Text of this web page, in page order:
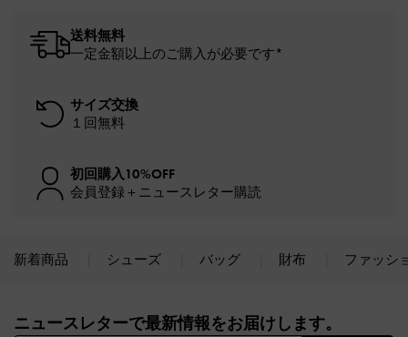
送料無料
一定金額以上のご購入が必要です*
サイズ交換
１回無料
初回購入10%OFF
会員登録＋ニュースレター購読
新着商品 シューズ バッグ 財布 ファッシ
ニュースレターで最新情報をお届けします。​